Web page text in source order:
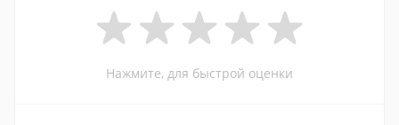
Нажмите, для быстрой оценки